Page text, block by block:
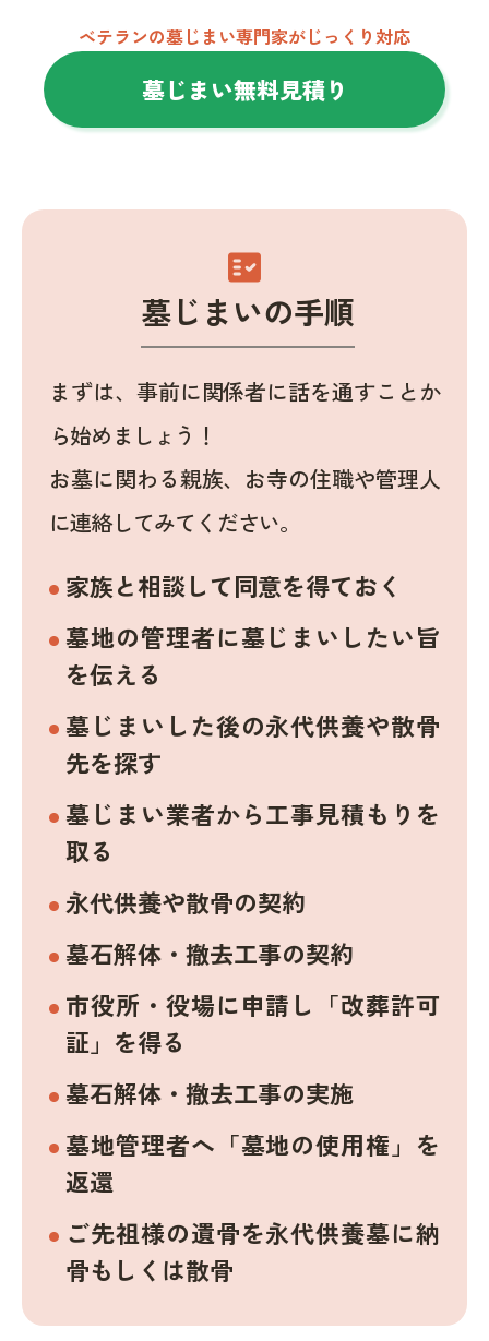
ベテランの墓じまい専門家がじっくり対応
墓じまい無料見積り
fact_check
墓じまいの手順
まずは、事前に関係者に話を通すことか
ら始めましょう！
お墓に関わる親族、お寺の住職や管理人
に連絡してみてください。
家族と相談して同意を得ておく
墓地の管理者に墓じまいしたい旨
を伝える
墓じまいした後の永代供養や散骨
先を探す
墓じまい業者から工事見積もりを
取る
永代供養や散骨の契約
墓石解体・撤去工事の契約
市役所・役場に申請し「改葬許可
証」を得る
墓石解体・撤去工事の実施
墓地管理者へ「墓地の使用権」を
返還
ご先祖様の遺骨を永代供養墓に納
骨もしくは散骨